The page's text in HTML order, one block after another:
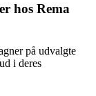
hos Rema
på udvalgte
i deres